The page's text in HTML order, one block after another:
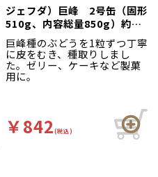
ジェフダ）巨峰 2号缶（固形
510g、内容総量850g）約
100～136粒入
巨峰種のぶどうを1粒ずつ丁寧
に皮をむき、種取りしまし
た。ゼリー、ケーキなど製菓
用に。
￥842(税込)